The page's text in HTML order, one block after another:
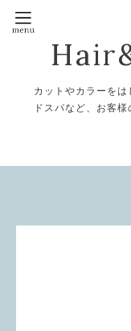
カットやカラーを
ドスパなど、お客